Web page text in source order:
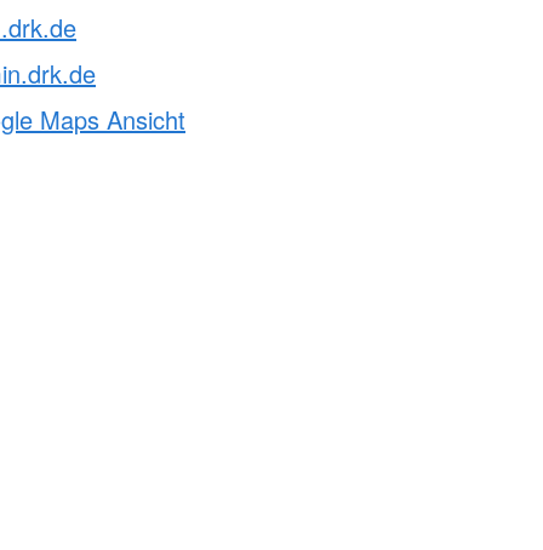
Maps Ansicht